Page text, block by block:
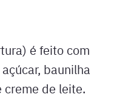
é feito com
baunilha
creme de leite.